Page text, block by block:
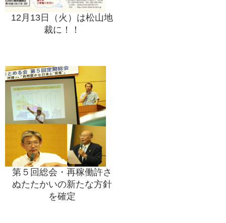
12月13日（火）は松山地
裁に！！
第５回総会・再稼働許さ
ぬたたかいの新たな方針
を確定